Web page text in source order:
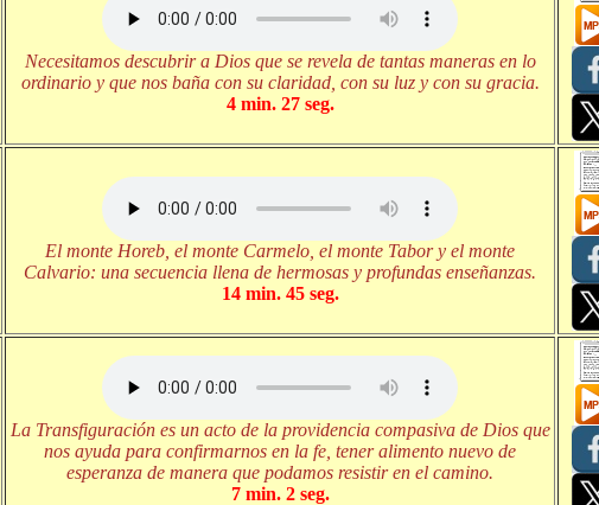
Necesitamos descubrir a Dios que se revela de tantas maneras en lo
ordinario y que nos baña con su claridad, con su luz y con su gracia.
4 min. 27 seg.
El monte Horeb, el monte Carmelo, el monte Tabor y el monte
Calvario: una secuencia llena de hermosas y profundas enseñanzas.
14 min. 45 seg.
La Transfiguración es un acto de la providencia compasiva de Dios que
nos ayuda para confirmarnos en la fe, tener alimento nuevo de
esperanza de manera que podamos resistir en el camino.
7 min. 2 seg.